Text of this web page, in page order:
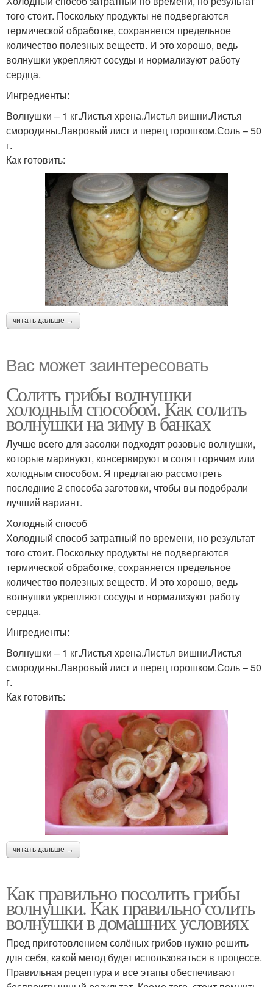
того стоит. Поскольку продукты не подвергаются
термической обработке, сохраняется предельное
количество полезных веществ. И это хорошо, ведь
волнушки укрепляют сосуды и нормализуют работу
сердца.
Ингредиенты:
Волнушки – 1 кг.Листья хрена.Листья вишни.Листья
смородины.Лавровый лист и перец горошком.Соль – 50
г.
Как готовить:
читать дальше →
Вас может заинтересовать
Солить грибы волнушки
холодным способом. Как солить
волнушки на зиму в банках
Лучше всего для засолки подходят розовые волнушки,
которые маринуют, консервируют и солят горячим или
холодным способом. Я предлагаю рассмотреть
последние 2 способа заготовки, чтобы вы подобрали
лучший вариант.
Холодный способ
Холодный способ затратный по времени, но результат
того стоит. Поскольку продукты не подвергаются
термической обработке, сохраняется предельное
количество полезных веществ. И это хорошо, ведь
волнушки укрепляют сосуды и нормализуют работу
сердца.
Ингредиенты:
Волнушки – 1 кг.Листья хрена.Листья вишни.Листья
смородины.Лавровый лист и перец горошком.Соль – 50
г.
Как готовить:
читать дальше →
Как правильно посолить грибы
волнушки. Как правильно солить
волнушки в домашних условиях
Пред приготовлением солёных грибов нужно решить
для себя, какой метод будет использоваться в процессе.
Правильная рецептура и все этапы обеспечивают